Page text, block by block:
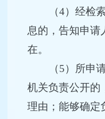
（4）经检
息的，告知申请
在。
（5）所申
机关负责公开的
理由；能够确定